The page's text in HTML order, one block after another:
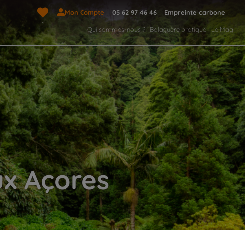
Mon Compte 05 62 97 46 46 Empreinte carbone
Qui sommes-nous ? Balaguère pratique Le Mag
Açores